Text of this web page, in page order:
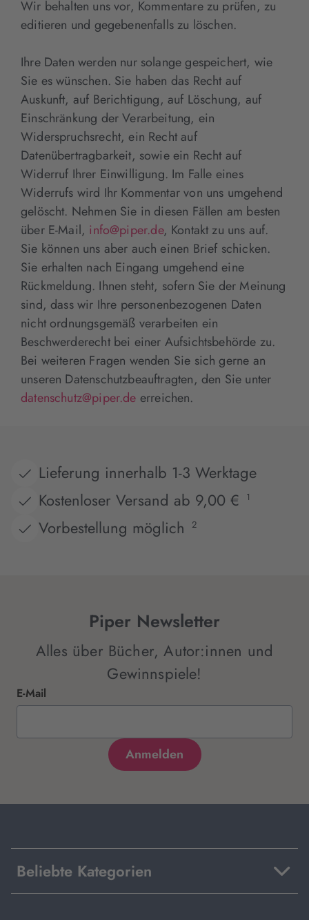
Wir behalten uns vor, Kommentare zu prüfen, zu
editieren und gegebenenfalls zu löschen.
Ihre Daten werden nur solange gespeichert, wie
Sie es wünschen. Sie haben das Recht auf
Auskunft, auf Berichtigung, auf Löschung, auf
Einschränkung der Verarbeitung, ein
Widerspruchsrecht, ein Recht auf
Datenübertragbarkeit, sowie ein Recht auf
Widerruf Ihrer Einwilligung. Im Falle eines
Widerrufs wird Ihr Kommentar von uns umgehend
gelöscht. Nehmen Sie in diesen Fällen am besten
über E-Mail, info@piper.de, Kontakt zu uns auf.
Sie können uns aber auch einen Brief schicken.
Sie erhalten nach Eingang umgehend eine
Rückmeldung. Ihnen steht, sofern Sie der Meinung
sind, dass wir Ihre personenbezogenen Daten
nicht ordnungsgemäß verarbeiten ein
Beschwerderecht bei einer Aufsichtsbehörde zu.
Bei weiteren Fragen wenden Sie sich gerne an
unseren Datenschutzbeauftragten, den Sie unter
datenschutz@piper.de erreichen.
Lieferung innerhalb 1-3 Werktage
Kostenloser Versand ab 9,00 €
1
Vorbestellung möglich 2
Piper Newsletter
Alles über Bücher, Autor:innen und
Gewinnspiele!
E-Mail
Beliebte Kategorien